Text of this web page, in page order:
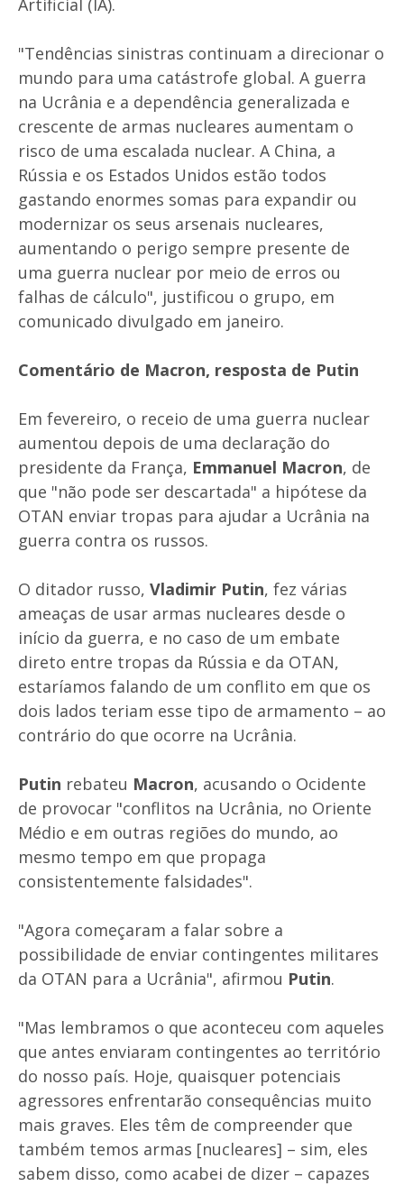
Artificial (IA).
"Tendências sinistras continuam a direcionar o
mundo para uma catástrofe global. A guerra
na Ucrânia e a dependência generalizada e
crescente de armas nucleares aumentam o
risco de uma escalada nuclear. A China, a
Rússia e os Estados Unidos estão todos
gastando enormes somas para expandir ou
modernizar os seus arsenais nucleares,
aumentando o perigo sempre presente de
uma guerra nuclear por meio de erros ou
falhas de cálculo", justificou o grupo, em
comunicado divulgado em janeiro.
Comentário de Macron, resposta de Putin
Em fevereiro, o receio de uma guerra nuclear
aumentou depois de uma declaração do
presidente da França, Emmanuel Macron, de
que "não pode ser descartada" a hipótese da
OTAN enviar tropas para ajudar a Ucrânia na
guerra contra os russos.
O ditador russo, Vladimir Putin, fez várias
ameaças de usar armas nucleares desde o
início da guerra, e no caso de um embate
direto entre tropas da Rússia e da OTAN,
estaríamos falando de um conflito em que os
dois lados teriam esse tipo de armamento – ao
contrário do que ocorre na Ucrânia.
Putin rebateu Macron, acusando o Ocidente
de provocar "conflitos na Ucrânia, no Oriente
Médio e em outras regiões do mundo, ao
mesmo tempo em que propaga
consistentemente falsidades".
"Agora começaram a falar sobre a
possibilidade de enviar contingentes militares
da OTAN para a Ucrânia", afirmou Putin.
"Mas lembramos o que aconteceu com aqueles
que antes enviaram contingentes ao território
do nosso país. Hoje, quaisquer potenciais
agressores enfrentarão consequências muito
mais graves. Eles têm de compreender que
também temos armas [nucleares] – sim, eles
sabem disso, como acabei de dizer – capazes